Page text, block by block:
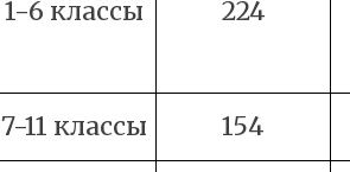
1-6 классы 224
7-11 классы 154